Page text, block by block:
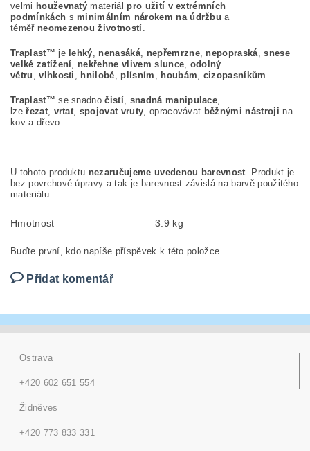
velmi houževnatý materiál pro užití v extrémních
podmínkách s minimálním nárokem na údržbu a
téměřneomezenou životností.
Traplast™ je lehký, nenasáká, nepřemrzne, nepopraská,snese
velké zatížení, nekřehne vlivem slunce, odolný
větru ,vlhkosti , hnilobě, plísním , houbám, cizopasníkům .
Traplast™ se snadnočistí, snadná manipulace,
lze řezat, vrtat, spojovat vruty, opracovávat běžnými nástroji na
kov a dřevo.
U tohoto produktu nezaručujeme uvedenou barevnost. Produkt je
bez povrchové úpravy a tak je barevnost závislá na barvě použitého
materiálu.
Hmotnost 3.9 kg
Buďte první, kdo napíše příspěvek k této položce.
Přidat komentář
Ostrava
+420 602 651 554
Židněves
+420 773 833 331